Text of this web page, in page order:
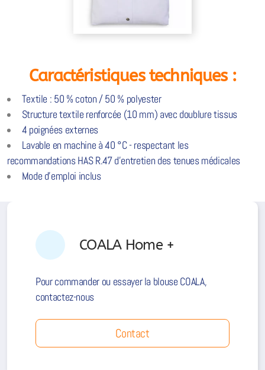
Caractéristiques techniques :
Textile : 50 % coton / 50 % polyester
Structure textile renforcée (10 mm) avec doublure tissus
4 poignées externes
Lavable en machine à 40 °C - respectant les
recommandations HAS R.47 d'entretien des tenues médicales
Mode d’emploi inclus
COALA Home +
Pour commander ou essayer la blouse COALA,
contactez-nous
Contact